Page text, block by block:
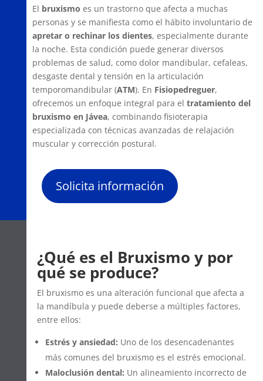
El bruxismo es un trastorno que afecta a muchas
personas y se manifiesta como el hábito involuntario de
apretar o rechinar los dientes, especialmente durante
la noche. Esta condición puede generar diversos
problemas de salud, como dolor mandibular, cefaleas,
desgaste dental y tensión en la articulación
temporomandibular (ATM). En Fisiopedreguer,
ofrecemos un enfoque integral para el tratamiento del
bruxismo en Jávea, combinando fisioterapia
especializada con técnicas avanzadas de relajación
muscular y corrección postural.
Solicita información
¿Qué es el Bruxismo y por
qué se produce?
El bruxismo es una alteración funcional que afecta a
la mandíbula y puede deberse a múltiples factores,
entre ellos:
Estrés y ansiedad: Uno de los desencadenantes
más comunes del bruxismo es el estrés emocional.
Maloclusión dental: Un alineamiento incorrecto de